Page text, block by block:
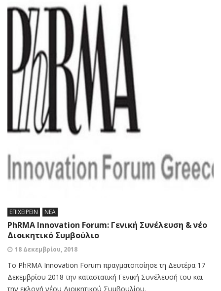
ΕΠΙΧΕΙΡΕΙΝ ΝΕΑ
PhRMA Innovation Forum: Γενική Συνέλευση & νέο
Διοικητικό Συμβούλιο
18 Δεκεμβρίου, 2018
To PhRMA Innovation Forum πραγματοποίησε τη Δευτέρα 17
Δεκεμβρίου 2018 την καταστατική Γενική Συνέλευσή του και
την εκλογή νέου Διοικητικού Συμβουλίου.